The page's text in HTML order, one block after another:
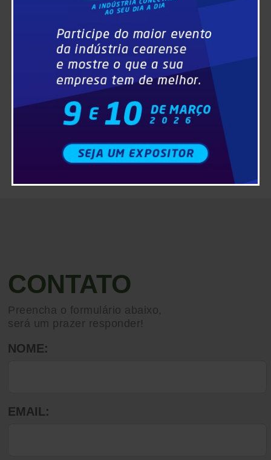
CONTATO
Preencha o formulário abaixo,
será um prazer responder!
NOME:
EMAIL: